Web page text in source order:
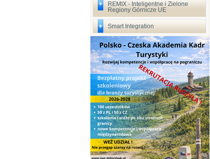
REMIX - Inteligentne i Zielone
Regiony Górnicze UE
Smart Integration